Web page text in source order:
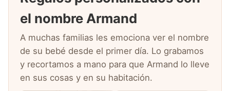
el nombre Armand
A muchas familias les emociona ver el nombre
de su bebé desde el primer día. Lo grabamos
y recortamos a mano para que Armand lo lleve
en sus cosas y en su habitación.